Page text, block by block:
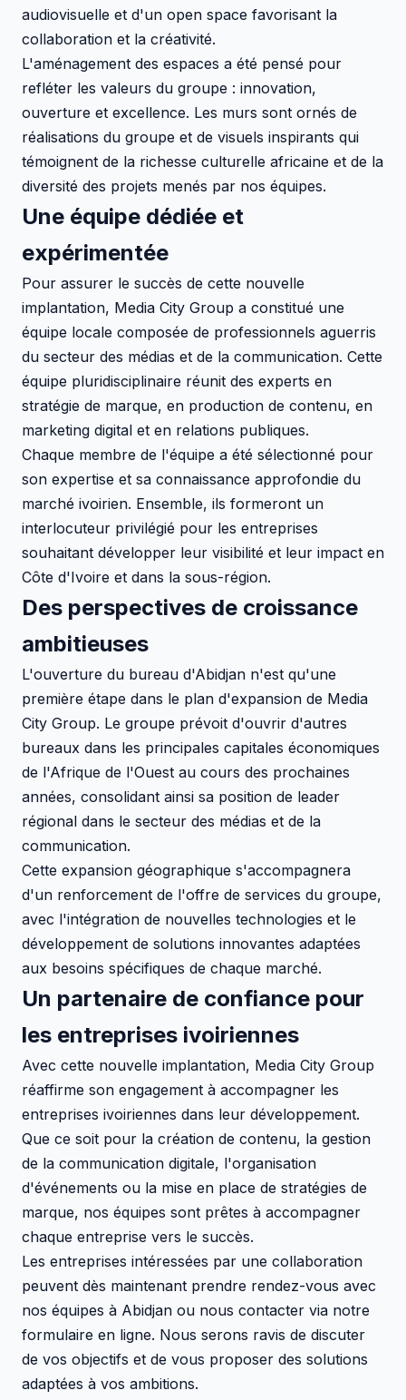
audiovisuelle et d'un open space favorisant la
collaboration et la créativité.
L'aménagement des espaces a été pensé pour
refléter les valeurs du groupe : innovation,
ouverture et excellence. Les murs sont ornés de
réalisations du groupe et de visuels inspirants qui
témoignent de la richesse culturelle africaine et de la
diversité des projets menés par nos équipes.
Une équipe dédiée et
expérimentée
Pour assurer le succès de cette nouvelle
implantation, Media City Group a constitué une
équipe locale composée de professionnels aguerris
du secteur des médias et de la communication. Cette
équipe pluridisciplinaire réunit des experts en
stratégie de marque, en production de contenu, en
marketing digital et en relations publiques.
Chaque membre de l'équipe a été sélectionné pour
son expertise et sa connaissance approfondie du
marché ivoirien. Ensemble, ils formeront un
interlocuteur privilégié pour les entreprises
souhaitant développer leur visibilité et leur impact en
Côte d'Ivoire et dans la sous-région.
Des perspectives de croissance
ambitieuses
L'ouverture du bureau d'Abidjan n'est qu'une
première étape dans le plan d'expansion de Media
City Group. Le groupe prévoit d'ouvrir d'autres
bureaux dans les principales capitales économiques
de l'Afrique de l'Ouest au cours des prochaines
années, consolidant ainsi sa position de leader
régional dans le secteur des médias et de la
communication.
Cette expansion géographique s'accompagnera
d'un renforcement de l'offre de services du groupe,
avec l'intégration de nouvelles technologies et le
développement de solutions innovantes adaptées
aux besoins spécifiques de chaque marché.
Un partenaire de confiance pour
les entreprises ivoiriennes
Avec cette nouvelle implantation, Media City Group
réaffirme son engagement à accompagner les
entreprises ivoiriennes dans leur développement.
Que ce soit pour la création de contenu, la gestion
de la communication digitale, l'organisation
d'événements ou la mise en place de stratégies de
marque, nos équipes sont prêtes à accompagner
chaque entreprise vers le succès.
Les entreprises intéressées par une collaboration
peuvent dès maintenant prendre rendez-vous avec
nos équipes à Abidjan ou nous contacter via notre
formulaire en ligne. Nous serons ravis de discuter
de vos objectifs et de vous proposer des solutions
adaptées à vos ambitions.